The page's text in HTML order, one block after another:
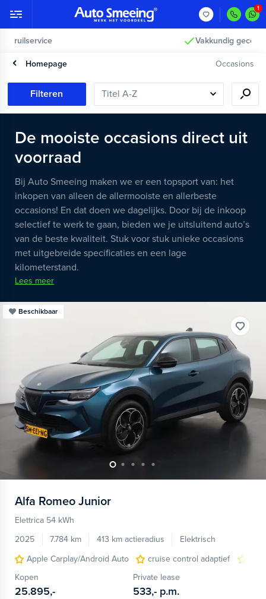
Vakkundig gecontroleerd >
Homepage Occasions
Filteren
De mooiste occasions direct uit
voorraad
Bij Auto Smeeing maken we er een topsport van: het
inkopen van alleen de allermooiste en allerbeste
occasions! En dat doen we dagelijks. Door bij de inkoop
selectief te werk te gaan, bieden we je uitsluitend auto’s
van de beste kwaliteit. Stuk voor stuk unieke occasions
met uitgebreide specificaties en een lage
kilometerstand.
Lees meer
Beschikbaar
Alfa Romeo Junior
Elettrica 54 kWh
2025
7.784 km 413 km actieradius
Elektrisch
Apple Carplay/Android Auto
cruise control adaptief
Kopen
25.895,-
Private lease
533,- p.m.